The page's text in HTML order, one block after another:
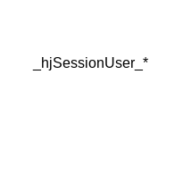
_hjSessionUser_*